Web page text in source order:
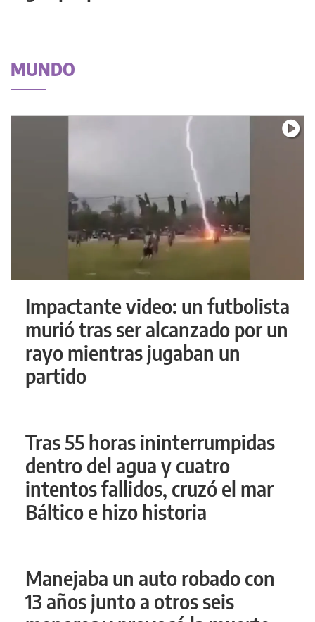
MUNDO
Impactante video: un futbolista
murió tras ser alcanzado por un
rayo mientras jugaban un
partido
Tras 55 horas ininterrumpidas
dentro del agua y cuatro
intentos fallidos, cruzó el mar
Báltico e hizo historia
Manejaba un auto robado con
13 años junto a otros seis